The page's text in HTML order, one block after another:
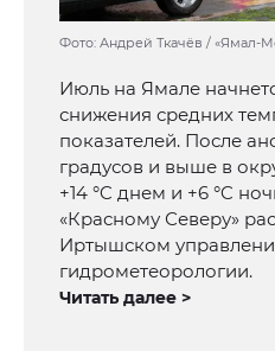
Фото: Андрей Ткачёв / «Ямал-
Июль на Ямале
снижения средних
показателей. После
градусов и выше в
+14 °C днем и +6 °C
«Красному Северу»
Иртышском
гидрометеорологии.
Читать далее >